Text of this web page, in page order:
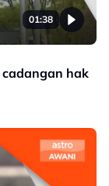
01:38
cadangan hak